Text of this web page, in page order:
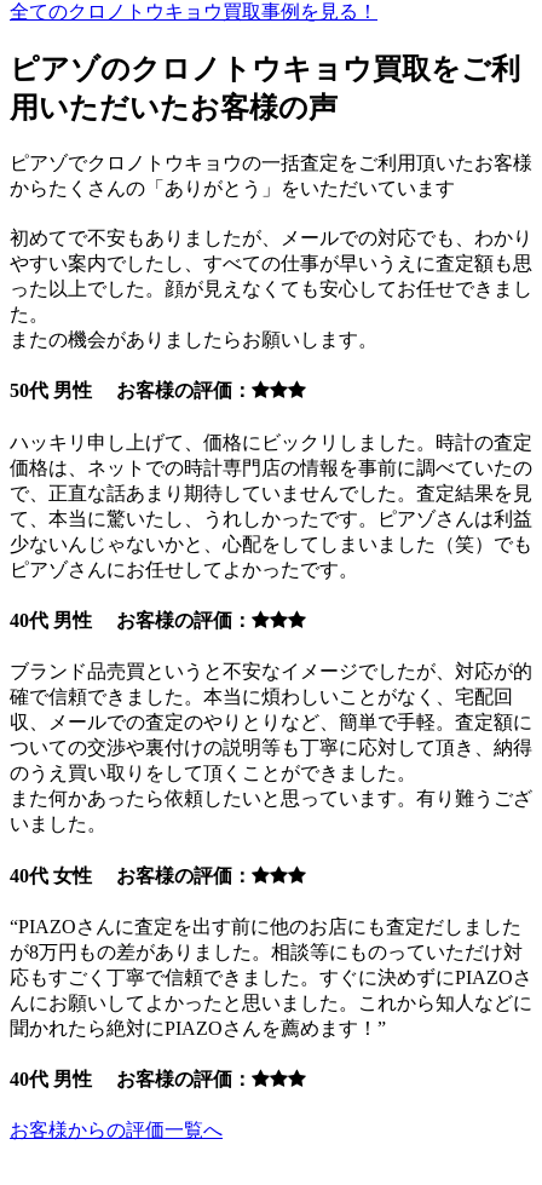
全てのクロノトウキョウ買取事例を見る！
ピアゾのクロノトウキョウ買取をご利
用いただいたお客様の声
ピアゾでクロノトウキョウの一括査定をご利用頂いたお客様
からたくさんの「ありがとう」をいただいています
初めてで不安もありましたが、メールでの対応でも、わかり
やすい案内でしたし、すべての仕事が早いうえに査定額も思
った以上でした。顔が見えなくても安心してお任せできまし
た。
またの機会がありましたらお願いします。
50代 男性 お客様の評価：
ハッキリ申し上げて、価格にビックリしました。時計の査定
価格は、ネットでの時計専門店の情報を事前に調べていたの
で、正直な話あまり期待していませんでした。査定結果を見
て、本当に驚いたし、うれしかったです。ピアゾさんは利益
少ないんじゃないかと、心配をしてしまいました（笑）でも
ピアゾさんにお任せしてよかったです。
40代 男性 お客様の評価：
ブランド品売買というと不安なイメージでしたが、対応が的
確で信頼できました。本当に煩わしいことがなく、宅配回
収、メールでの査定のやりとりなど、簡単で手軽。査定額に
ついての交渉や裏付けの説明等も丁寧に応対して頂き、納得
のうえ買い取りをして頂くことができました。
また何かあったら依頼したいと思っています。有り難うござ
いました。
40代 女性 お客様の評価：
“PIAZOさんに査定を出す前に他のお店にも査定だしました
が8万円もの差がありました。相談等にものっていただけ対
応もすごく丁寧で信頼できました。すぐに決めずにPIAZOさ
んにお願いしてよかったと思いました。これから知人などに
聞かれたら絶対にPIAZOさんを薦めます！”
40代 男性 お客様の評価：
お客様からの評価一覧へ